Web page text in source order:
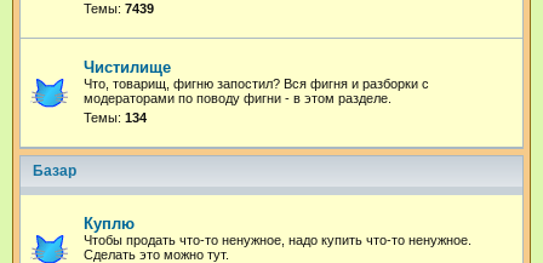
Темы: 7439
Чистилище
Что, товарищ, фигню запостил? Вся фигня и разборки с
модераторами по поводу фигни - в этом разделе.
Темы: 134
Базар
Куплю
Чтобы продать что-то ненужное, надо купить что-то ненужное.
Сделать это можно тут.